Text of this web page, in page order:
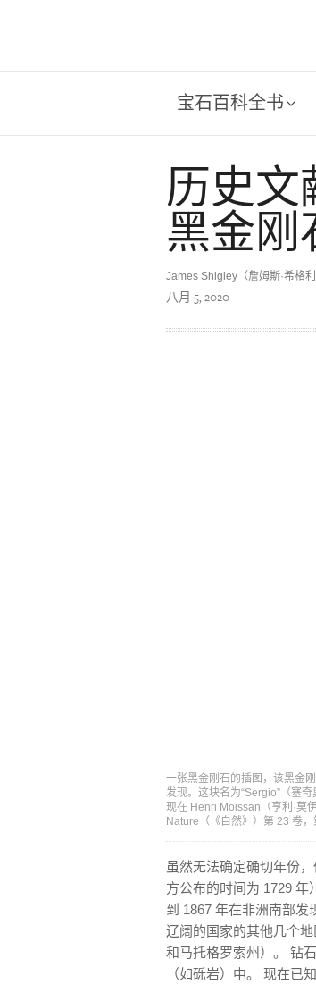
宝石百科全书
历史文
黑金刚
James Shigley（詹姆斯·希格
八月 5, 2020
一张黑金刚石的插图，该黑金
发现。这块名为“Sergio”（塞
现在 Henri Moissan（亨利·莫
Nature（《自然》）第 23 卷
虽然无法确定确切年份
方公布的时间为 1729 年
到 1867 年在非洲南部发
辽阔的国家的其他几个
和马托格罗索州）。 钻
（如砾岩）中。 现在已